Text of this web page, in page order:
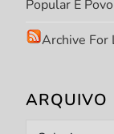
Popular E
Archive For
ARQUIVO
Arquivo